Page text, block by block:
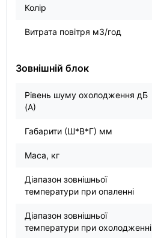
Колір
Витрата повітря м3/год
Зовнішній блок
Рівень шуму охолодження дБ
(А)
Габарити (Ш*В*Г) мм
Маса, кг
Діапазон зовнішньої
температури при опаленні
Діапазон зовнішньої
температури при охолодженні